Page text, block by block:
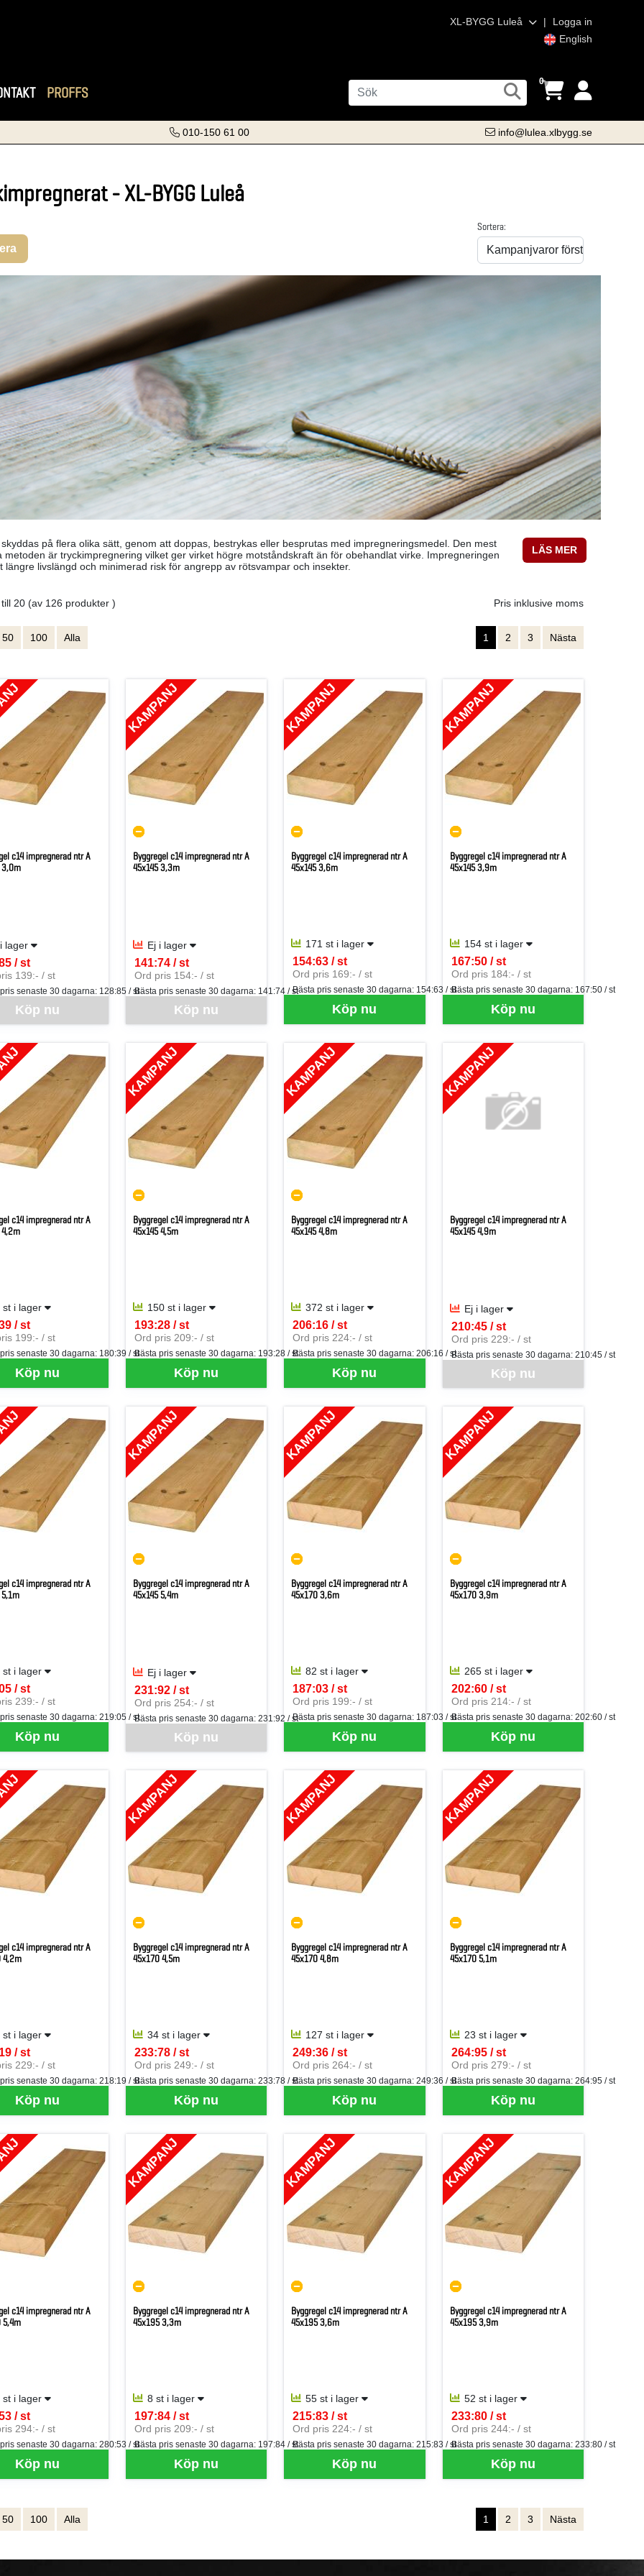
XL-BYGG Luleå |
Logga in
English
PROFFS
0
010-150 61 00 info@lulea.xlbygg.se
- XL-BYGG Luleå
Sortera:
LÄS MER
på flera olika sätt, genom att doppas, bestrykas eller besprutas med impregneringsmedel. Den mest
metoden är tryckimpregnering vilket ger virket högre motståndskraft än för obehandlat virke. Impregneringen
längre livslängd och minimerad risk för angrepp av rötsvampar och insekter.
20 (av 126 produkter ) Pris inklusive moms
50 100 Alla 1 2 3 Nästa
c14 impregnerad ntr A
3,0m
lager
Köp nu
/ st
ST
139:- / st
senaste 30 dagarna: 128:85 / st
KAMPANJ
Byggregel c14 impregnerad ntr A
45x145 3,3m
Ej i lager
Köp nu
141:74 / st
SEK per ST
Ord pris 154:- / st
Bästa pris senaste 30 dagarna: 141:74 / st
KAMPANJ
Byggregel c14 impregnerad ntr A
45x145 3,6m
171 st i lager
Köp nu
154:63 / st
SEK per ST
Ord pris 169:- / st
Bästa pris senaste 30 dagarna: 154:63 / st
KAMPANJ
Byggregel c14 impregnerad ntr A
45x145 3,9m
154 st i lager
Köp nu
167:50 / st
SEK per ST
Ord pris 184:- / st
Bästa pris senaste 30 dagarna: 167:50 / st
c14 impregnerad ntr A
4,2m
st i lager
Köp nu
/ st
ST
199:- / st
senaste 30 dagarna: 180:39 / st
KAMPANJ
Byggregel c14 impregnerad ntr A
45x145 4,5m
150 st i lager
Köp nu
193:28 / st
SEK per ST
Ord pris 209:- / st
Bästa pris senaste 30 dagarna: 193:28 / st
KAMPANJ
Byggregel c14 impregnerad ntr A
45x145 4,8m
372 st i lager
Köp nu
206:16 / st
SEK per ST
Ord pris 224:- / st
Bästa pris senaste 30 dagarna: 206:16 / st
KAMPANJ
Byggregel c14 impregnerad ntr A
45x145 4,9m
Ej i lager
Köp nu
210:45 / st
SEK per ST
Ord pris 229:- / st
Bästa pris senaste 30 dagarna: 210:45 / st
c14 impregnerad ntr A
st i lager
Köp nu
/ st
ST
239:- / st
senaste 30 dagarna: 219:05 / st
KAMPANJ
Byggregel c14 impregnerad ntr A
45x145 5,4m
Ej i lager
Köp nu
231:92 / st
SEK per ST
Ord pris 254:- / st
Bästa pris senaste 30 dagarna: 231:92 / st
KAMPANJ
Byggregel c14 impregnerad ntr A
45x170 3,6m
82 st i lager
Köp nu
187:03 / st
SEK per ST
Ord pris 199:- / st
Bästa pris senaste 30 dagarna: 187:03 / st
KAMPANJ
Byggregel c14 impregnerad ntr A
45x170 3,9m
265 st i lager
Köp nu
202:60 / st
SEK per ST
Ord pris 214:- / st
Bästa pris senaste 30 dagarna: 202:60 / st
c14 impregnerad ntr A
4,2m
st i lager
Köp nu
/ st
ST
229:- / st
senaste 30 dagarna: 218:19 / st
KAMPANJ
Byggregel c14 impregnerad ntr A
45x170 4,5m
34 st i lager
Köp nu
233:78 / st
SEK per ST
Ord pris 249:- / st
Bästa pris senaste 30 dagarna: 233:78 / st
KAMPANJ
Byggregel c14 impregnerad ntr A
45x170 4,8m
127 st i lager
Köp nu
249:36 / st
SEK per ST
Ord pris 264:- / st
Bästa pris senaste 30 dagarna: 249:36 / st
KAMPANJ
Byggregel c14 impregnerad ntr A
45x170 5,1m
23 st i lager
Köp nu
264:95 / st
SEK per ST
Ord pris 279:- / st
Bästa pris senaste 30 dagarna: 264:95 / st
c14 impregnerad ntr A
5,4m
st i lager
Köp nu
/ st
ST
294:- / st
senaste 30 dagarna: 280:53 / st
KAMPANJ
Byggregel c14 impregnerad ntr A
45x195 3,3m
8 st i lager
Köp nu
197:84 / st
SEK per ST
Ord pris 209:- / st
Bästa pris senaste 30 dagarna: 197:84 / st
KAMPANJ
Byggregel c14 impregnerad ntr A
45x195 3,6m
55 st i lager
Köp nu
215:83 / st
SEK per ST
Ord pris 224:- / st
Bästa pris senaste 30 dagarna: 215:83 / st
KAMPANJ
Byggregel c14 impregnerad ntr A
45x195 3,9m
52 st i lager
Köp nu
233:80 / st
SEK per ST
Ord pris 244:- / st
Bästa pris senaste 30 dagarna: 233:80 / st
50 100 Alla 1 2 3 Nästa